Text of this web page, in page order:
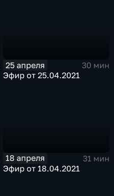
25 апреля
30 мин
Эфир от 25.04.2021
18 апреля
31 мин
Эфир от 18.04.2021